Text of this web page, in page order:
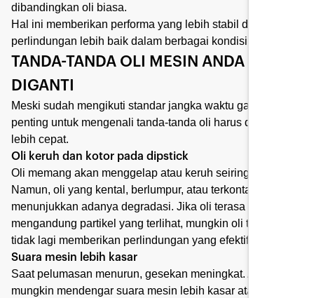
dibandingkan oli biasa.
Hal ini memberikan performa yang lebih stabil dan
perlindungan lebih baik dalam berbagai kondisi.
TANDA-TANDA OLI MESIN ANDA PERLU
DIGANTI
Meski sudah mengikuti standar jangka waktu ganti oli,
penting untuk mengenali tanda-tanda oli harus diganti
lebih cepat.
Oli keruh dan kotor pada dipstick
Oli memang akan menggelap atau keruh seiring waktu.
Namun, oli yang kental, berlumpur, atau terkontaminasi
menunjukkan adanya degradasi. Jika oli terasa kental atau
mengandung partikel yang terlihat, mungkin oli tersebut
tidak lagi memberikan perlindungan yang efektif.
Suara mesin lebih kasar
Saat pelumasan menurun, gesekan meningkat. Anda
mungkin mendengar suara mesin lebih kasar atau